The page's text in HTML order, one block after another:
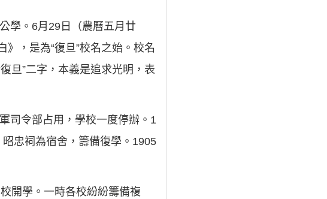
學。6月29日（農曆五月廿
，是為“復旦”校名之始。校名
旦”二字，本義是追求光明，表
司令部占用，學校一度停辦。1
忠祠為宿舍，籌備復學。1905
開學。一時各校紛紛籌備複